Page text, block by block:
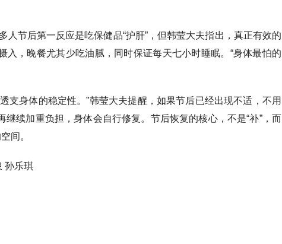
人节后第一反应是吃保健品“护肝”，但韩莹大夫指出，真正有效的
，晚餐尤其少吃油腻，同时保证每天七小时睡眠。“身体最怕的
支身体的稳定性。”韩莹大夫提醒，如果节后已经出现不适，不用
续加重负担，身体会自行修复。节后恢复的核心，不是“补”，而
间。
孙乐琪